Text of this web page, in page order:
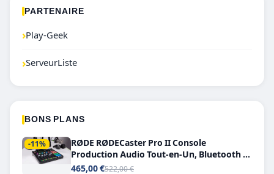
PARTENAIRE
›Play-Geek
›ServeurListe
BONS PLANS
-11%
RØDE RØDECaster Pro II Console
Production Audio Tout-en-Un, Bluetooth et
Double USB-C
465,00 €522,00 €